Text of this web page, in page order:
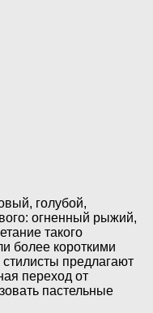
голубой,
огненный рыжий,
такого
более короткими
предлагают
переход от
пастельные